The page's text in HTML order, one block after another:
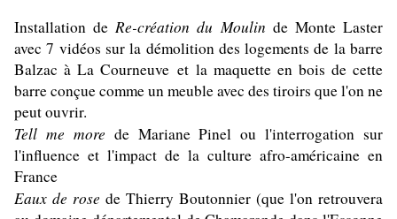
Installation deRe-création du Moulin de Monte Laster
avec 7 vidéos sur la démolition des logements de la barre
Balzac à La Courneuve et la maquette en bois de cette
barre conçue comme un meuble avec des tiroirs que l'on ne
peut ouvrir.
Tell me more de Mariane Pinel ou l'interrogation sur
l'influence et l'impact de la culture afro-américaine en
France
Eaux de rose de Thierry Boutonnier (que l'on retrouvera